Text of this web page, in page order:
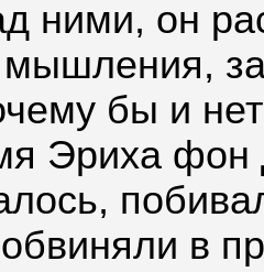
ними, он
мышления,
бы и
Эриха фон
в